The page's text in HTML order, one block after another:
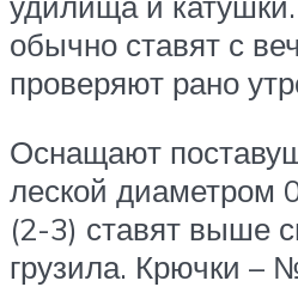
обычно ставят с
проверяют рано
Оснащают
леской диаметром
(2-3) ставят выше
грузила. Крючки –